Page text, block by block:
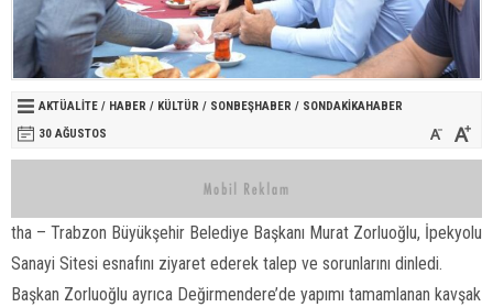
AKTÜALITE / HABER / KÜLTÜR / SONBEŞHABER / SONDAKIKAHABER
30 AĞUSTOS
tha – Trabzon Büyükşehir Belediye Başkanı Murat Zorluoğlu, İpekyolu
Sanayi Sitesi esnafını ziyaret ederek talep ve sorunlarını dinledi.
Başkan Zorluoğlu ayrıca Değirmendere’de yapımı tamamlanan kavşak